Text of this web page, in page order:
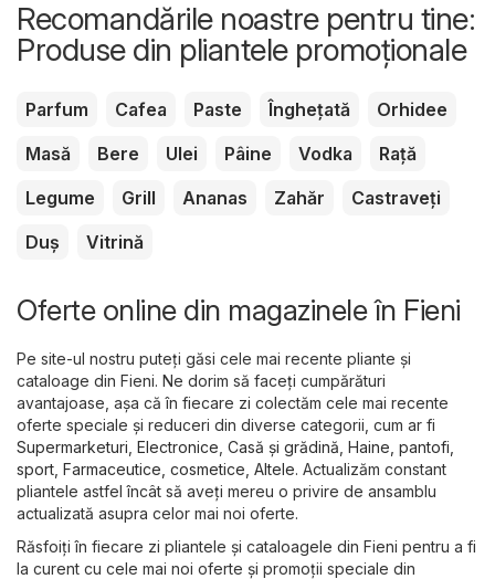
Recomandările noastre pentru tine:
Produse din pliantele promoționale
Parfum Cafea Paste Înghețată
Orhidee
Masă
Bere Ulei Pâine Vodka
Rață
Legume
Grill Ananas Zahăr
Castraveți
Duș
Vitrină
Oferte online din magazinele în Fieni
Pe site-ul nostru puteți găsi cele mai recente pliante și
cataloage din Fieni. Ne dorim să faceți cumpărături
avantajoase, așa că în fiecare zi colectăm cele mai recente
oferte speciale și reduceri din diverse categorii, cum ar fi
Supermarketuri Electronice Casă și grădină Haine, pantofi,
sport Farmaceutice, cosmetice Altele. Actualizăm constant
pliantele astfel încât să aveți mereu o privire de ansamblu
actualizată asupra celor mai noi oferte.
Răsfoiți în fiecare zi pliantele și cataloagele din Fieni pentru a fi
la curent cu cele mai noi oferte și promoții speciale din